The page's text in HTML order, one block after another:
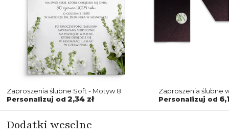
Zaproszenia ślubne Soft - Motyw 8
Personalizuj od 2,34 zł
Zaproszenia ślubne
8
Personalizuj od
Dodatki weselne